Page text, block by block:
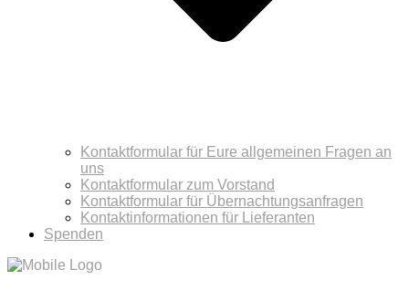
Kontaktformular für Eure allgemeinen Fragen an
uns
Kontaktformular zum Vorstand
Kontaktformular für Übernachtungsanfragen
Kontaktinformationen für Lieferanten
Spenden